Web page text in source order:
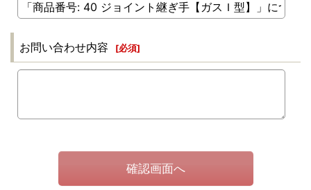
お問い合わせ内容 [必須]
確認画面へ